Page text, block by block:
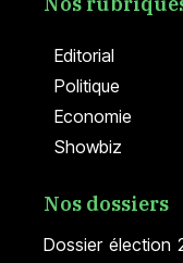
Editorial
Politique
Economie
Showbiz
Dossier élection
Nos dossiers